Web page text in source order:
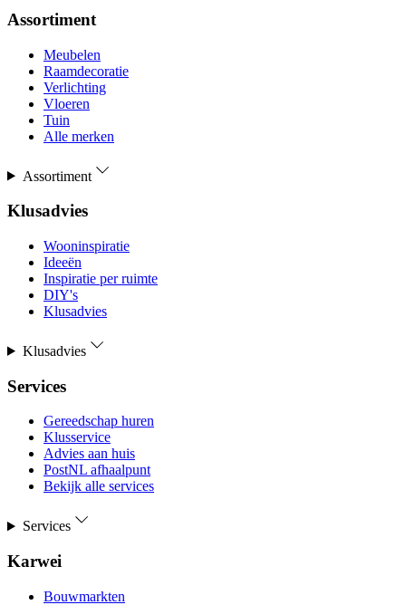
Assortiment
Meubelen
Raamdecoratie
Verlichting
Vloeren
Tuin
Alle merken
Assortiment
Klusadvies
Wooninspiratie
Ideeën
Inspiratie per ruimte
DIY's
Klusadvies
Klusadvies
Services
Gereedschap huren
Klusservice
Advies aan huis
PostNL afhaalpunt
Bekijk alle services
Services
Karwei
Bouwmarkten